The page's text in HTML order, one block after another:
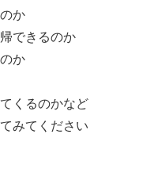
か
できるのか
か
くるのかなど
みてください